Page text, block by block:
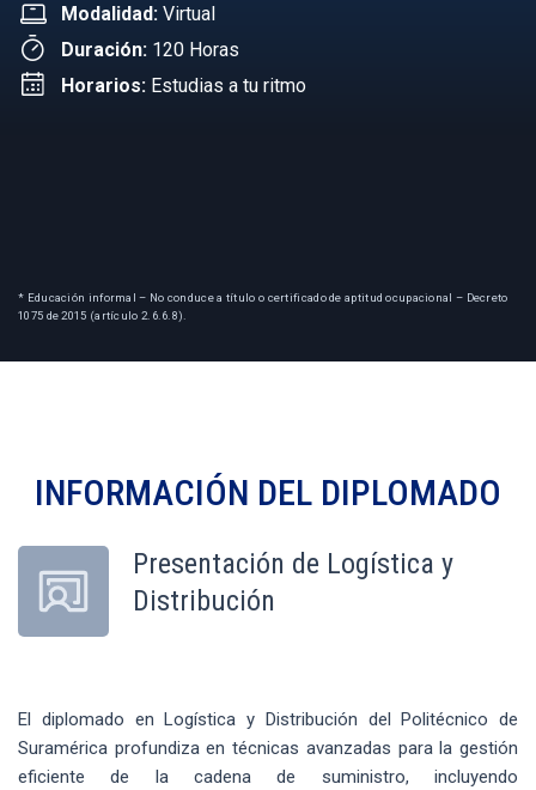
Modalidad: Virtual
Duración: 120 Horas
Horarios: Estudias a tu ritmo
* Educación informal – No conduce a título o certificado de aptitud ocupacional – Decreto
1075 de 2015 (artículo 2.6.6.8).
INFORMACIÓN DEL DIPLOMADO
Presentación de Logística y
Distribución
El diplomado en Logística y Distribución del Politécnico de
Suramérica profundiza en técnicas avanzadas para la gestión
eficiente de la cadena de suministro, incluyendo